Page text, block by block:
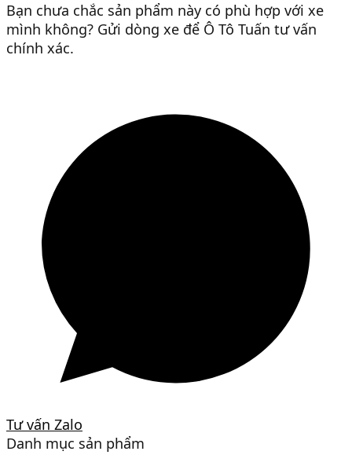
Bạn chưa chắc sản phẩm này có phù hợp với xe
mình không? Gửi dòng xe để Ô Tô Tuấn tư vấn
chính xác.
Tư vấn Zalo
Danh mục sản phẩm